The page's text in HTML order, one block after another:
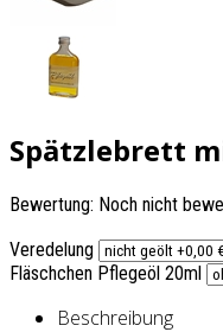
Spätzlebrett
Bewertung: Noch nicht
Veredelung
Fläschchen Pflegeöl 20ml
Beschreibung